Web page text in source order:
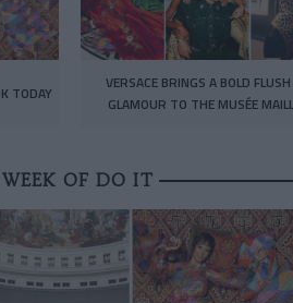
TODAY
VERSACE BRINGS A BOLD
GLAMOUR TO THE MUSÉE
OF DO IT